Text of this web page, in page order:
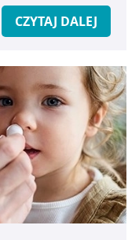
CZYTAJ DALEJ